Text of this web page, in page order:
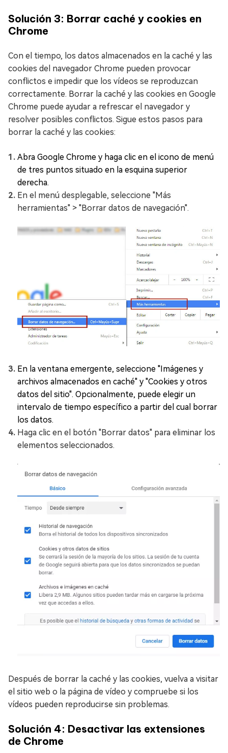
Solución 3: Borrar caché y cookies en
Chrome
Con el tiempo, los datos almacenados en la caché y las
cookies del navegador Chrome pueden provocar
conflictos e impedir que los vídeos se reproduzcan
correctamente. Borrar la caché y las cookies en Google
Chrome puede ayudar a refrescar el navegador y
resolver posibles conflictos. Sigue estos pasos para
borrar la caché y las cookies:
Abra Google Chrome y haga clic en el icono de menú
de tres puntos situado en la esquina superior
derecha.
En el menú desplegable, seleccione "Más
herramientas" > "Borrar datos de navegación".
En la ventana emergente, seleccione "Imágenes y
archivos almacenados en caché" y "Cookies y otros
datos del sitio". Opcionalmente, puede elegir un
intervalo de tiempo específico a partir del cual borrar
los datos.
Haga clic en el botón "Borrar datos" para eliminar los
elementos seleccionados.
Después de borrar la caché y las cookies, vuelva a visitar
el sitio web o la página de vídeo y compruebe si los
vídeos pueden reproducirse sin problemas.
Solución 4: Desactivar las extensiones
de Chrome